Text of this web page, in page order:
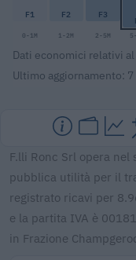
F1 F2 F3
0-1M 1-2M 2-5M
Dati economici relativi
Ultimo aggiornamento:
F.lli Ronc Srl opera nel
pubblica utilità per il
registrato ricavi per
e la partita IVA è
in Frazione